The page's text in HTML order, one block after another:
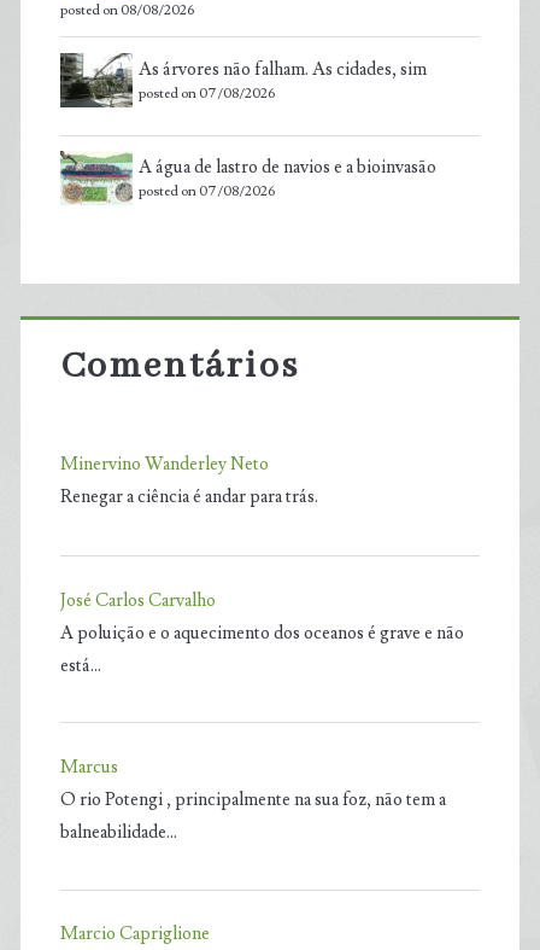
posted on 08/08/2026
As árvores não falham. As cidades, sim
posted on 07/08/2026
A água de lastro de navios e a bioinvasão
posted on 07/08/2026
Comentários
Minervino Wanderley Neto
Renegar a ciência é andar para trás.
José Carlos Carvalho
A poluição e o aquecimento dos oceanos é grave e não
está…
Marcus
O rio Potengi , principalmente na sua foz, não tem a
balneabilidade…
Marcio Capriglione